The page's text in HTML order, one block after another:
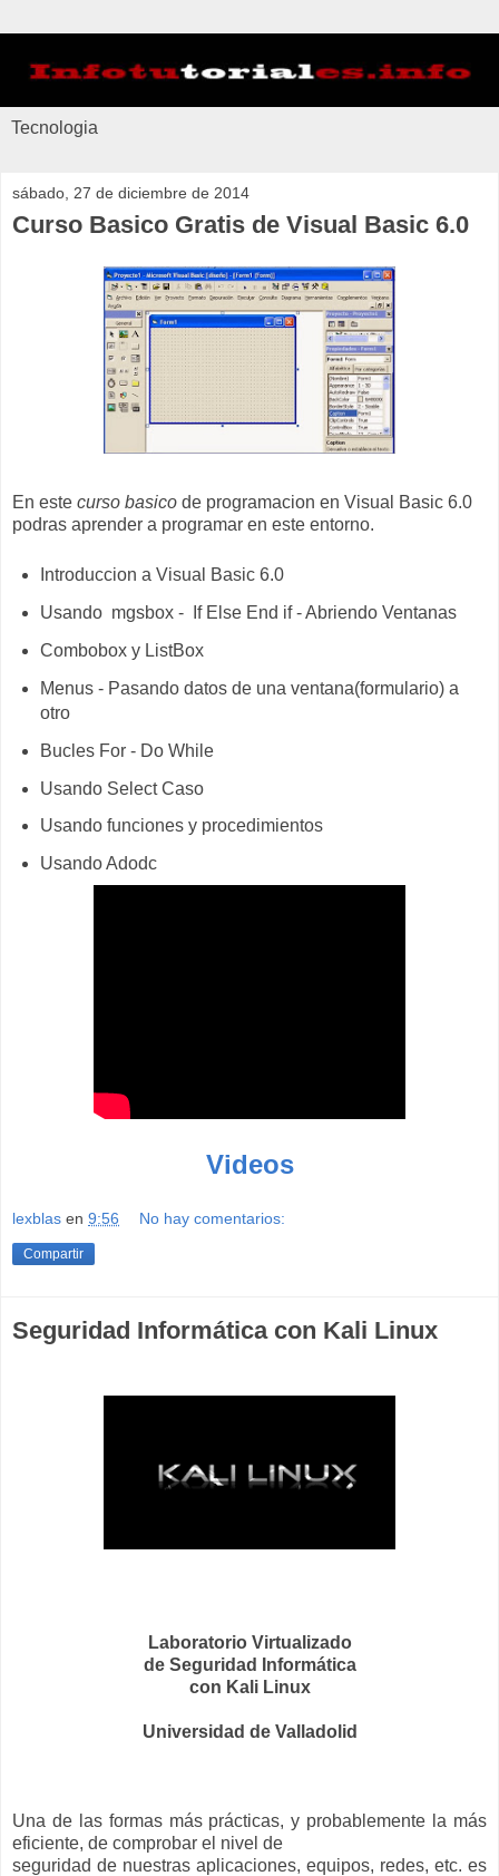
Tecnologia
sábado, 27 de diciembre de 2014
Curso Basico Gratis de Visual Basic 6.0
En este curso basico de programacion en Visual Basic 6.0
podras aprender a programar en este entorno.
Introduccion a Visual Basic 6.0
Usando mgsbox - If Else End if - Abriendo Ventanas
Combobox y ListBox
Menus - Pasando datos de una ventana(formulario) a
otro
Bucles For - Do While
Usando Select Caso
Usando funciones y procedimientos
Usando Adodc
Videos
lexblas en 9:56 No hay comentarios:
Compartir
Seguridad Informática con Kali Linux
Laboratorio Virtualizado
de Seguridad Informática
con Kali Linux
Universidad de Valladolid
Una de las formas más prácticas, y probablemente la más
eficiente, de comprobar el nivel de
seguridad de nuestras aplicaciones, equipos, redes, etc. es